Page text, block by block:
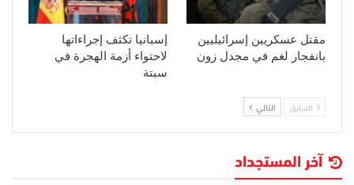
مقتل عسكريين إسرائيليين
بانفجار لغم في مجدل زون
إسبانيا تكثف إجراءاتها
لاحتواء أزمة الهجرة في
سبتة
السابق التالي
آخر المستجداد